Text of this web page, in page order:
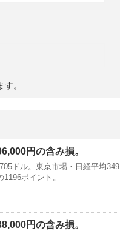
。
円の含み損。
ドル。東京市場・日経平均349
ポイント。
円の含み損。